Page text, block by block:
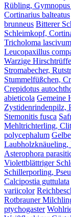
Rübling, Gymnopus
Cortinarius balteatus
brunneus Bitterer
Schleimkopf,
Tricholoma lascivum
Leucopaxillus
Warzige
Stromabecher,
Stummelfüßchen,
Crepidotus
abieticola Gemeine
Zystidenrindenpilz,
Stemonitis fusca
Mehltrichterling,
polycephalum
Laubholzknäueling,
Asterophora
Violettblättriger
Schillerporling,
Calcipostia guttulata
variicolor
Rotbrauner
ptychogaster